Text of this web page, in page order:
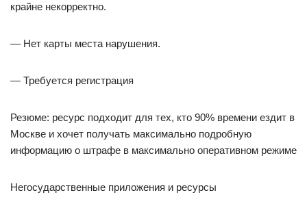
крайне некорректно.
— Нет карты места нарушения.
— Требуется регистрация
Резюме: ресурс подходит для тех, кто 90% времени ездит в
Москве и хочет получать максимально подробную
информацию о штрафе в максимально оперативном режиме
Негосударственные приложения и ресурсы